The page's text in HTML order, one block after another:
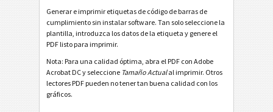
O Odette
G Galia
B
Generar e imprimir etiquetas de código de barras de
cumplimiento sin instalar software. Tan solo seleccione la
plantilla, introduzca los datos de la etiqueta y genere el
PDF listo para imprimir.
Nota: Para una calidad óptima, abra el PDF con Adobe
Acrobat DC y seleccione Tamaño Actualal imprimir. Otros
lectores PDF pueden no tener tan buena calidad con los
gráficos.